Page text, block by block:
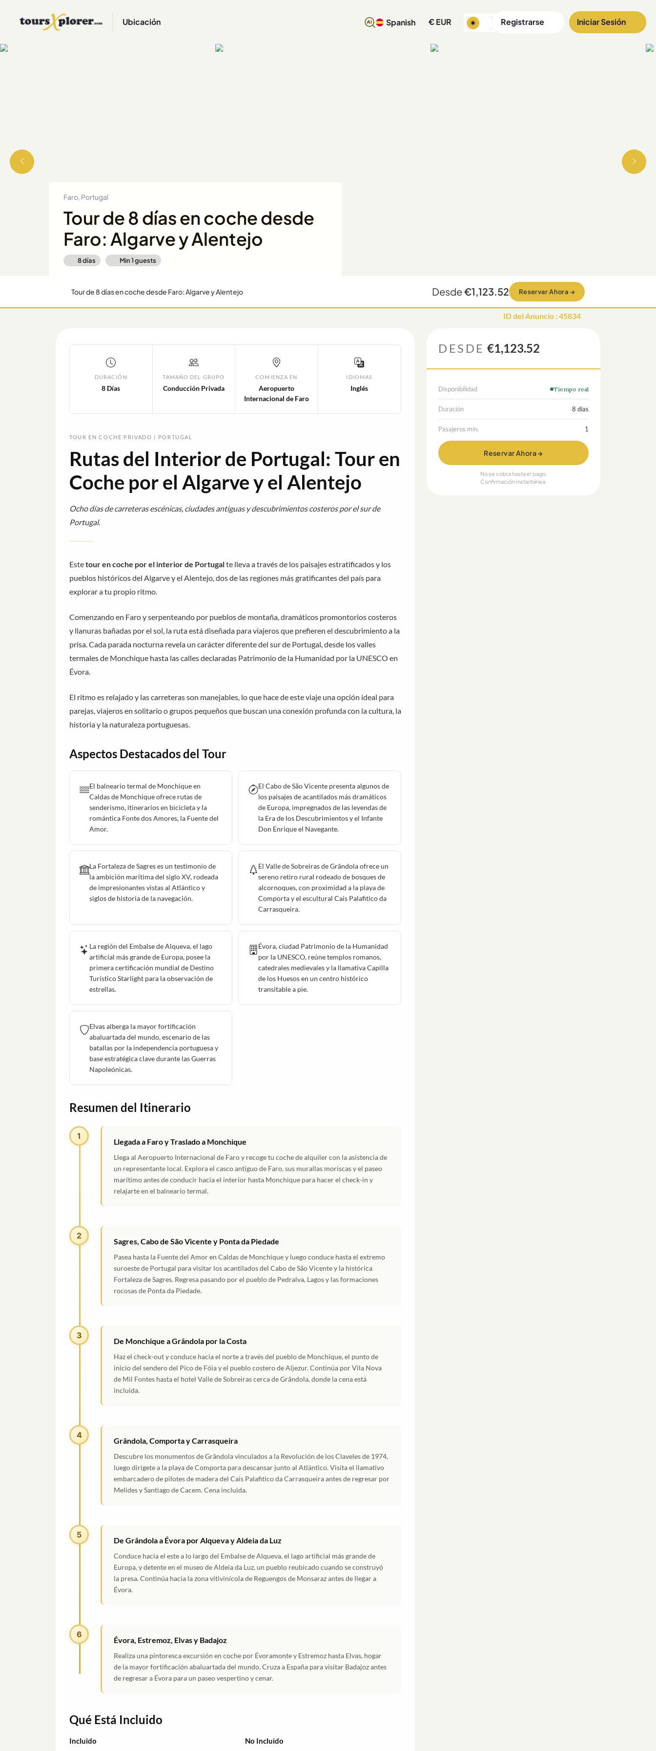
Ubicación Spanish € EUR Registrarse Iniciar Sesión
Faro, Portugal
Tour de 8 días en coche desde
Faro: Algarve y Alentejo
8 días Min1guests
Tour de 8 días en coche desde Faro: Algarve y Alentejo Desde€1,123.52 Reservar Ahora →
ID del Anuncio :45834
DURACIÓN
8 Días
TAMAÑO DEL GRUPO
Conducción Privada
COMIENZA EN
Aeropuerto
Internacional de Faro
IDIOMAS
Inglés
TOUR EN COCHE PRIVADO | PORTUGAL
Rutas del Interior de Portugal: Tour en
Coche por el Algarve y el Alentejo
Ocho días de carreteras escénicas, ciudades antiguas y descubrimientos costeros por el sur de
Portugal.
Estetour en coche por el interior de Portugalte lleva a través de los paisajes estratificados y los
pueblos históricos del Algarve y el Alentejo, dos de las regiones más gratificantes del país para
explorar a tu propio ritmo.
Comenzando en Faro y serpenteando por pueblos de montaña, dramáticos promontorios costeros
y llanuras bañadas por el sol, la ruta está diseñada para viajeros que prefieren el descubrimiento a la
prisa. Cada parada nocturna revela un carácter diferente del sur de Portugal, desde los valles
termales de Monchique hasta las calles declaradas Patrimonio de la Humanidad por la UNESCO en
Évora.
El ritmo es relajado y las carreteras son manejables, lo que hace de este viaje una opción ideal para
parejas, viajeros en solitario o grupos pequeños que buscan una conexión profunda con la cultura, la
historia y la naturaleza portuguesas.
Aspectos Destacados del Tour
El balneario termal de Monchique en
Caldas de Monchique ofrece rutas de
senderismo, itinerarios en bicicleta y la
romántica Fonte dos Amores, la Fuente del
Amor.
El Cabo de São Vicente presenta algunos de
los paisajes de acantilados más dramáticos
de Europa, impregnados de las leyendas de
la Era de los Descubrimientos y el Infante
Don Enrique el Navegante.
La Fortaleza de Sagres es un testimonio de
la ambición marítima del siglo XV, rodeada
de impresionantes vistas al Atlántico y
siglos de historia de la navegación.
El Valle de Sobreiras de Grândola ofrece un
sereno retiro rural rodeado de bosques de
alcornoques, con proximidad a la playa de
Comporta y el escultural Cais Palafitico da
Carrasqueira.
La región del Embalse de Alqueva, el lago
artificial más grande de Europa, posee la
primera certificación mundial de Destino
Turístico Starlight para la observación de
estrellas.
Évora, ciudad Patrimonio de la Humanidad
por la UNESCO, reúne templos romanos,
catedrales medievales y la llamativa Capilla
de los Huesos en un centro histórico
transitable a pie.
Elvas alberga la mayor fortificación
abaluartada del mundo, escenario de las
batallas por la independencia portuguesa y
base estratégica clave durante las Guerras
Napoleónicas.
Resumen del Itinerario
1
Llegada a Faro y Traslado a Monchique
Llega al Aeropuerto Internacional de Faro y recoge tu coche de alquiler con la asistencia de
un representante local. Explora el casco antiguo de Faro, sus murallas moriscas y el paseo
marítimo antes de conducir hacia el interior hasta Monchique para hacer el check-in y
relajarte en el balneario termal.
2
Sagres, Cabo de São Vicente y Ponta da Piedade
Pasea hasta la Fuente del Amor en Caldas de Monchique y luego conduce hasta el extremo
suroeste de Portugal para visitar los acantilados del Cabo de São Vicente y la histórica
Fortaleza de Sagres. Regresa pasando por el pueblo de Pedralva, Lagos y las formaciones
rocosas de Ponta da Piedade.
3
De Monchique a Grândola por la Costa
Haz el check-out y conduce hacia el norte a través del pueblo de Monchique, el punto de
inicio del sendero del Pico de Fóia y el pueblo costero de Aljezur. Continúa por Vila Nova
de Mil Fontes hasta el hotel Valle de Sobreiras cerca de Grândola, donde la cena está
incluida.
4
Grândola, Comporta y Carrasqueira
Descubre los monumentos de Grândola vinculados a la Revolución de los Claveles de 1974,
luego dirígete a la playa de Comporta para descansar junto al Atlántico. Visita el llamativo
embarcadero de pilotes de madera del Cais Palafitico da Carrasqueira antes de regresar por
Melides y Santiago de Cacem. Cena incluida.
5
De Grândola a Évora por Alqueva y Aldeia da Luz
Conduce hacia el este a lo largo del Embalse de Alqueva, el lago artificial más grande de
Europa, y detente en el museo de Aldeia da Luz, un pueblo reubicado cuando se construyó
la presa. Continúa hacia la zona vitivinícola de Reguengos de Monsaraz antes de llegar a
Évora.
6
Évora, Estremoz, Elvas y Badajoz
Realiza una pintoresca excursión en coche por Évoramonte y Estremoz hasta Elvas, hogar
de la mayor fortificación abaluartada del mundo. Cruza a España para visitar Badajoz antes
de regresar a Évora para un paseo vespertino y cenar.
Qué Está Incluido
Incluido No Incluido
DESDE €1,123.52
Disponibilidad Tiempo real
Duración 8 días
Pasajeros mín. 1
Reservar Ahora →
No se cobra hasta el pago.
Confirmación instantánea.